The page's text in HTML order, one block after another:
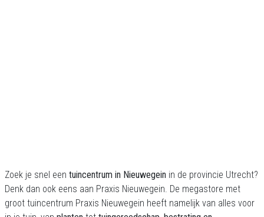
Zoek je snel een tuincentrum in Nieuwegein in de provincie Utrecht?
Denk dan ook eens aan Praxis Nieuwegein. De megastore met
groot tuincentrum Praxis Nieuwegein heeft namelijk van alles voor